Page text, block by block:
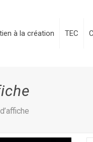
à la création TEC